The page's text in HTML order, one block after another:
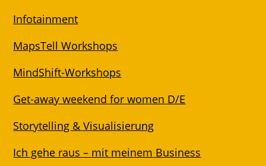
Infotainment
MapsTell Workshops
MindShift-Workshops
Get-away weekend for women D/E
Storytelling & Visualisierung
Ich gehe raus – mit meinem Business